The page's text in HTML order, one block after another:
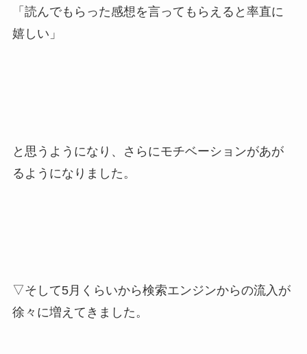
「読んでもらった感想を言ってもらえると率直に
嬉しい」
と思うようになり、さらにモチベーションがあが
るようになりました。
▽そして5月くらいから検索エンジンからの流入が
徐々に増えてきました。